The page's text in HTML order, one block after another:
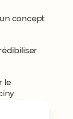
concept
le